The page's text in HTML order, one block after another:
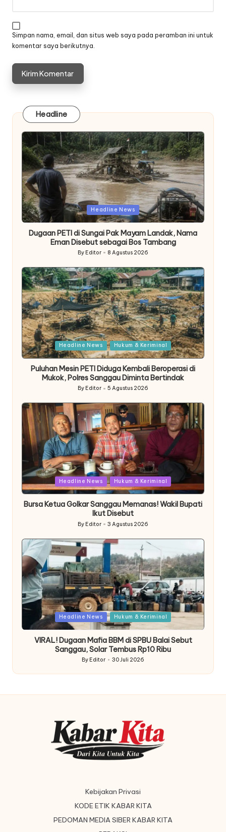
Simpan nama, email, dan situs web saya pada peramban ini untuk
komentar saya berikutnya.
Headline
Posted
in
Headline News
Dugaan PETI di Sungai Pak Mayam Landak, Nama
Eman Disebut sebagai Bos Tambang
Posted
by
By Editor 8 Agustus 2026
Posted
in
Headline News Hukum & Keriminal
Puluhan Mesin PETI Diduga Kembali Beroperasi di
Mukok, Polres Sanggau Diminta Bertindak
Posted
by
By Editor 5 Agustus 2026
in
Headline News Hukum & Keriminal
Bursa Ketua Golkar Sanggau Memanas! Wakil Bupati
Ikut Disebut
Posted
By Editor 3 Agustus 2026
Posted
in
Headline News Hukum & Keriminal
VIRAL! Dugaan Mafia BBM di SPBU Balai Sebut
Sanggau, Solar Tembus Rp10 Ribu
Posted
by
By Editor 30 Juli 2026
Kebijakan Privasi
KODE ETIK KABAR KITA
PEDOMAN MEDIA SIBER KABAR KITA